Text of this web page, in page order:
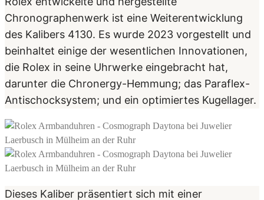
Chronographen­werk ist eine Weiterentwicklung
des Kalibers 4130. Es wurde 2023 vorgestellt und
beinhaltet einige der wesentlichen Innovationen,
die Rolex in seine Uhrwerke eingebracht hat,
darunter die Chronergy-Hemmung; das Paraflex-
Antischocksystem; und ein optimiertes Kugellager.
Dieses Kaliber präsentiert sich mit einer